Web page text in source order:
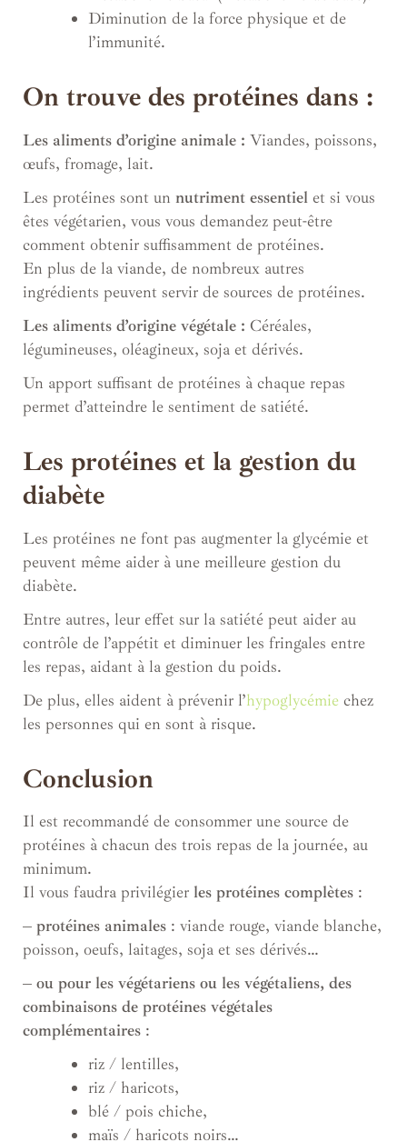
Diminution de la force physique et de
l’immunité.
On trouve des protéines dans :
Les aliments d’origine animale : Viandes, poissons,
œufs, fromage, lait.
Les protéines sont un nutriment essentiel et si vous
êtes végétarien, vous vous demandez peut-être
comment obtenir suffisamment de protéines.
En plus de la viande, de nombreux autres
ingrédients peuvent servir de sources de protéines.
Les aliments d’origine végétale : Céréales,
légumineuses, oléagineux, soja et dérivés.
Un apport suffisant de protéines à chaque repas
permet d’atteindre le sentiment de satiété.
Les protéines et la gestion du
diabète
Les protéines ne font pas augmenter la glycémie et
peuvent même aider à une meilleure gestion du
diabète.
Entre autres, leur effet sur la satiété peut aider au
contrôle de l’appétit et diminuer les fringales entre
les repas, aidant à la gestion du poids.
De plus, elles aident à prévenir l’hypoglycémie chez
les personnes qui en sont à risque.
Conclusion
Il est recommandé de consommer une source de
protéines à chacun des trois repas de la journée, au
minimum.
Il vous faudra privilégier les protéines complètes :
– protéines animales : viande rouge, viande blanche,
poisson, oeufs, laitages, soja et ses dérivés…
– ou pour les végétariens ou les végétaliens, des
combinaisons de protéines végétales
complémentaires :
riz / lentilles,
riz / haricots,
blé / pois chiche,
maïs / haricots noirs…